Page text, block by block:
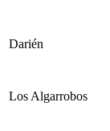
Darién
Los Algarrobos